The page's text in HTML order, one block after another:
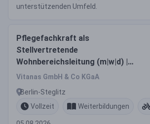
unterstützenden Umfeld.
Pflegefachkraft als
Stellvertretende
Wohnbereichsleitung (m|w|d) |
Vollzeit bis zu 59.108 €
Vitanas GmbH & Co KGaA
Berlin-Steglitz
Vollzeit
Weiterbildungen